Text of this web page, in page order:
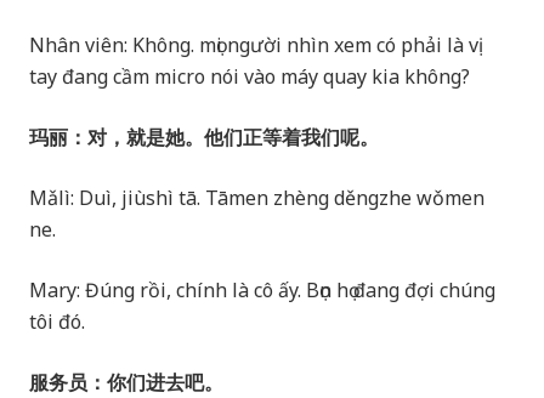
Nhân viên: Không. mọi người nhìn xem có phải là vị
tay đang cầm micro nói vào máy quay kia không?
玛丽：对，就是她。他们正等着我们呢。
Mǎlì: Duì, jiùshì tā. Tāmen zhèng děngzhe wǒmen
ne.
Mary: Đúng rồi, chính là cô ấy. Bọn họ đang đợi chúng
tôi đó.
服务员：你们进去吧。